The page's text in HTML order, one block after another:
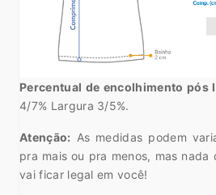
Percentual de encolhimento pós
4/7% Largura 3/5%.
Atenção: As medidas podem
pra mais ou pra menos, mas nada
vai ficar legal em você!